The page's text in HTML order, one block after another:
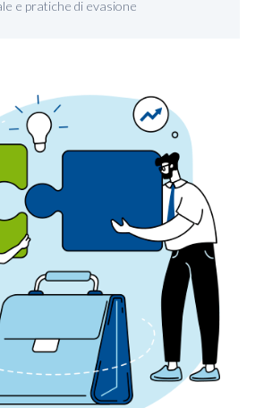
e pratiche di evasione